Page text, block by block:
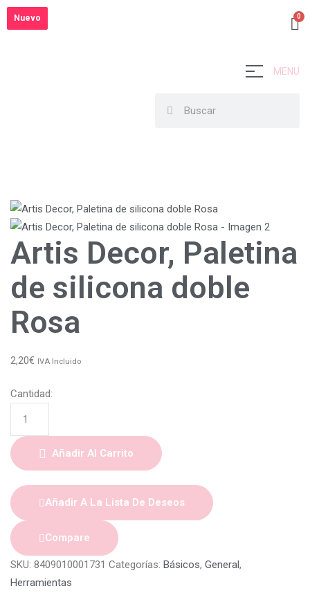
MENU
Artis Decor, Paletina
de silicona doble
Rosa
2,20€ IVA Incluido
Cantidad:
Añadir Al Carrito
Añadir A La Lista De Deseos
Compare
SKU: 8409010001731 Categorías: Básicos, General,
Herramientas
Nuevo
Nuevo